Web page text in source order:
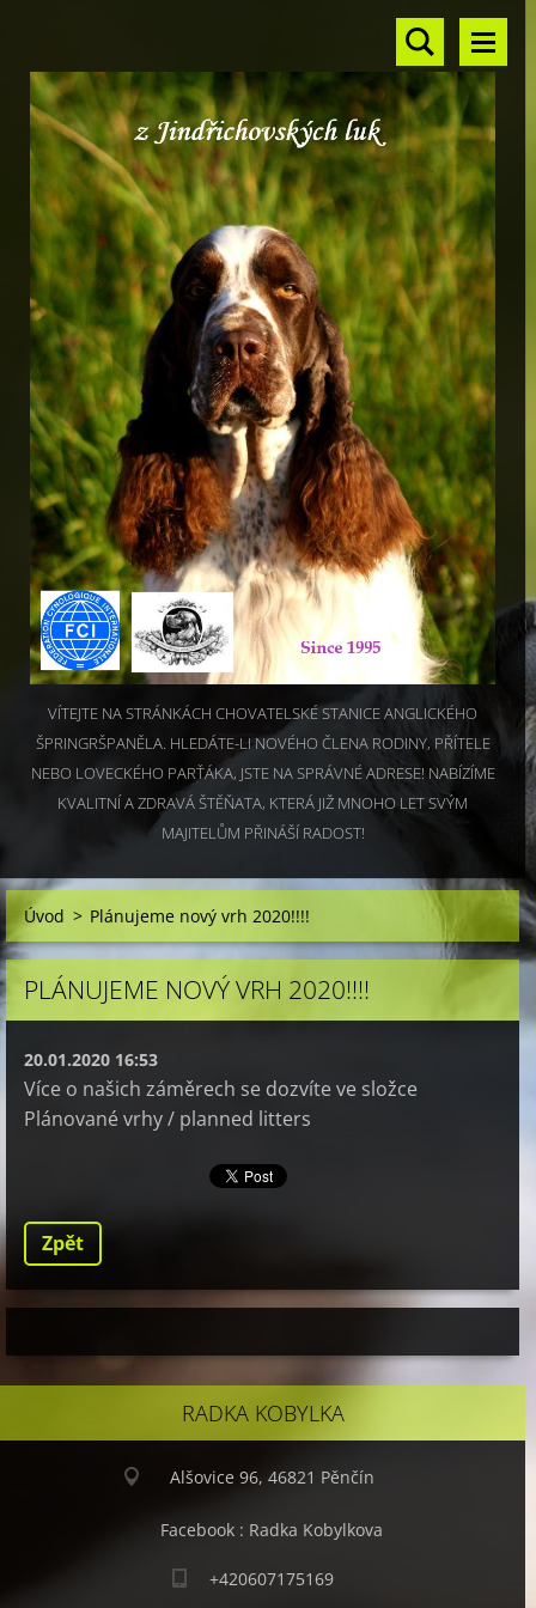
VÍTEJTE NA STRÁNKÁCH CHOVATELSKÉ STANICE ANGLICKÉHO
ŠPRINGRŠPANĚLA. HLEDÁTE-LI NOVÉHO ČLENA RODINY, PŘÍTELE
NEBO LOVECKÉHO PARŤÁKA, JSTE NA SPRÁVNÉ ADRESE! NABÍZÍME
KVALITNÍ A ZDRAVÁ ŠTĚŇATA, KTERÁ JIŽ MNOHO LET SVÝM
MAJITELŮM PŘINÁŠÍ RADOST!
Úvod > Plánujeme nový vrh 2020!!!!
PLÁNUJEME NOVÝ VRH 2020!!!!
20.01.2020 16:53
Více o našich záměrech se dozvíte ve složce
Plánované vrhy / planned litters
Zpět
RADKA KOBYLKA
Alšovice 96, 46821 Pěnčín
Facebook : Radka Kobylkova
+420607175169